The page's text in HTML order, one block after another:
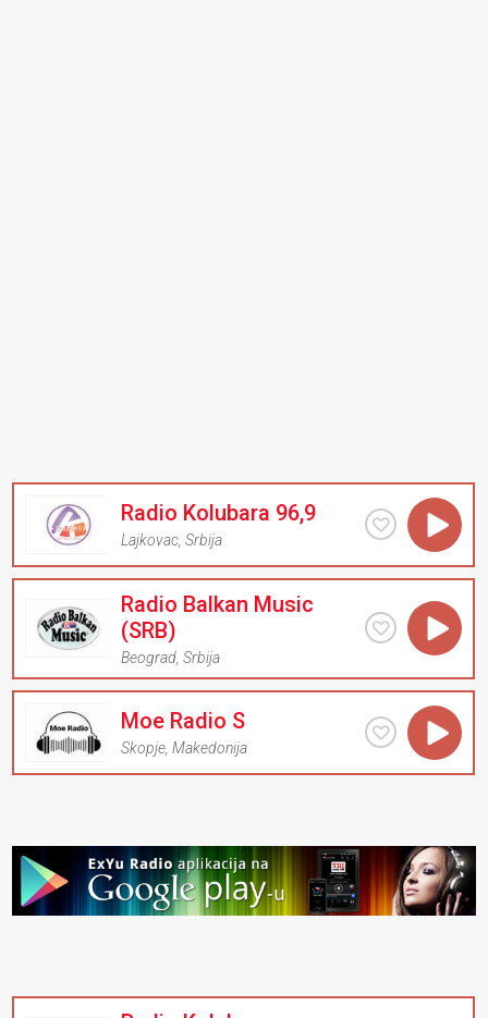
Radio Kolubara 96,9
Lajkovac ,Srbija
Radio Balkan Music
(SRB)
Beograd ,Srbija
Moe Radio S
Skopje ,Makedonija